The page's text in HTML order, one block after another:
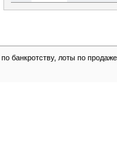
банкротству, лоты по